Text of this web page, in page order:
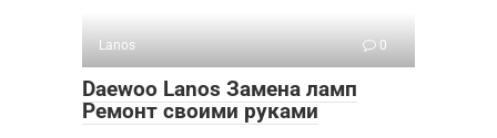
Lanos 0
Daewoo Lanos Замена ламп
Ремонт своими руками